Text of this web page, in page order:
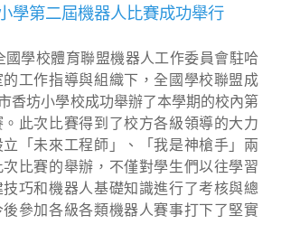
學第二屆機器人比賽成功舉行
國學校體育聯盟機器人工作委員會駐哈
工作指導與組織下，全國學校聯盟成
香坊小學校成功舉辦了本學期的校內第
此次比賽得到了校方各級領導的大力
「未來工程師」、「我是神槍手」兩
比賽的舉辦，不僅對學生們以往學習
巧和機器人基礎知識進行了考核與總
參加各級各類機器人賽事打下了堅實